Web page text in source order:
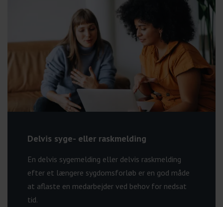
Delvis syge- eller raskmelding
En delvis sygemelding eller delvis raskmelding
efter et længere sygdomsforløb er en god måde
at aflaste en medarbejder ved behov for nedsat
tid.